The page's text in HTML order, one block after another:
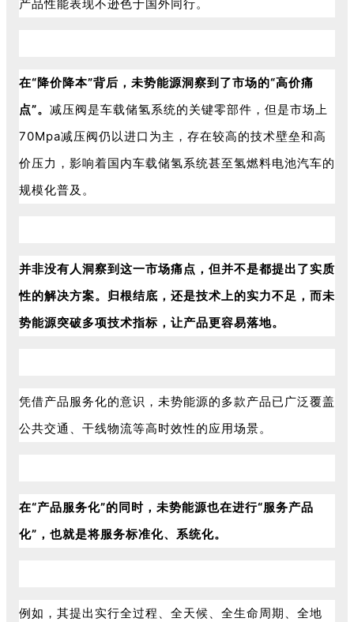
产品性能表现不逊色于国外同行。
在“降价降本”背后，未势能源洞察到了市场的“高价痛
点”。 减压阀是车载储氢系统的关键零部件，但是市场上
70Mpa减压阀仍以进口为主，存在较高的技术壁垒和高
价压力，影响着国内车载储氢系统甚至氢燃料电池汽车的
规模化普及。
并非没有人洞察到这一市场痛点，但并不是都提出了实质
性的解决方案。归根结底，还是技术上的实力不足，而未
势能源突破多项技术指标，让产品更容易落地。
凭借产品服务化的意识，未势能源的多款产品已广泛覆盖
公共交通、干线物流等高时效性的应用场景。
在“产品服务化”的同时，未势能源也在进行“服务产品
化”，也就是将服务标准化、系统化。
例如，其提出实行全过程、全天候、全生命周期、全地